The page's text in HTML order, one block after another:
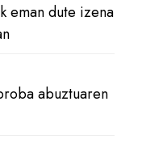
eman dute izena
abuztuaren